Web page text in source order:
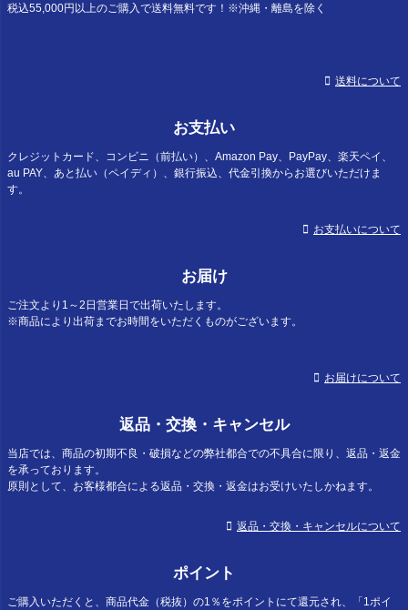
税込55,000円以上のご購入で送料無料です！※沖縄・離島を除く
送料について
お支払い
クレジットカード、コンビニ（前払い）、Amazon Pay、PayPay、楽天ペイ、
au PAY、あと払い（ペイディ）、銀行振込、代金引換からお選びいただけま
す。
お支払いについて
お届け
ご注文より1～2日営業日で出荷いたします。
※商品により出荷までお時間をいただくものがございます。
お届けについて
返品・交換・キャンセル
当店では、商品の初期不良・破損などの弊社都合での不具合に限り、返品・返金
を承っております。
原則として、お客様都合による返品・交換・返金はお受けいたしかねます。
返品・交換・キャンセルについて
ポイント
ご購入いただくと、商品代金（税抜）の1％をポイントにて還元され、「1ポイ